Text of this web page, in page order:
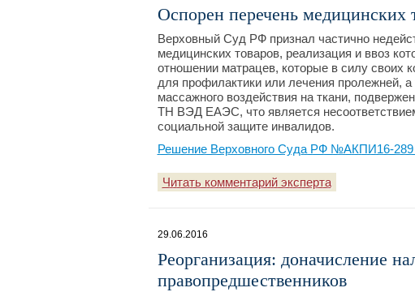
Оспорен перечень
Верховный Суд РФ признал частично
медицинских товаров, реализация и ввоз
отношении матрацев, которые в силу своих
для профилактики или лечения пролежней,
массажного воздействия на ткани,
ТН ВЭД ЕАЭС, что является
социальной защите инвалидов.
Решение Верховного Суда РФ №АКПИ16-289
Читать комментарий эксперта
29.06.2016
Реорганизация: доначисление
правопредшественников